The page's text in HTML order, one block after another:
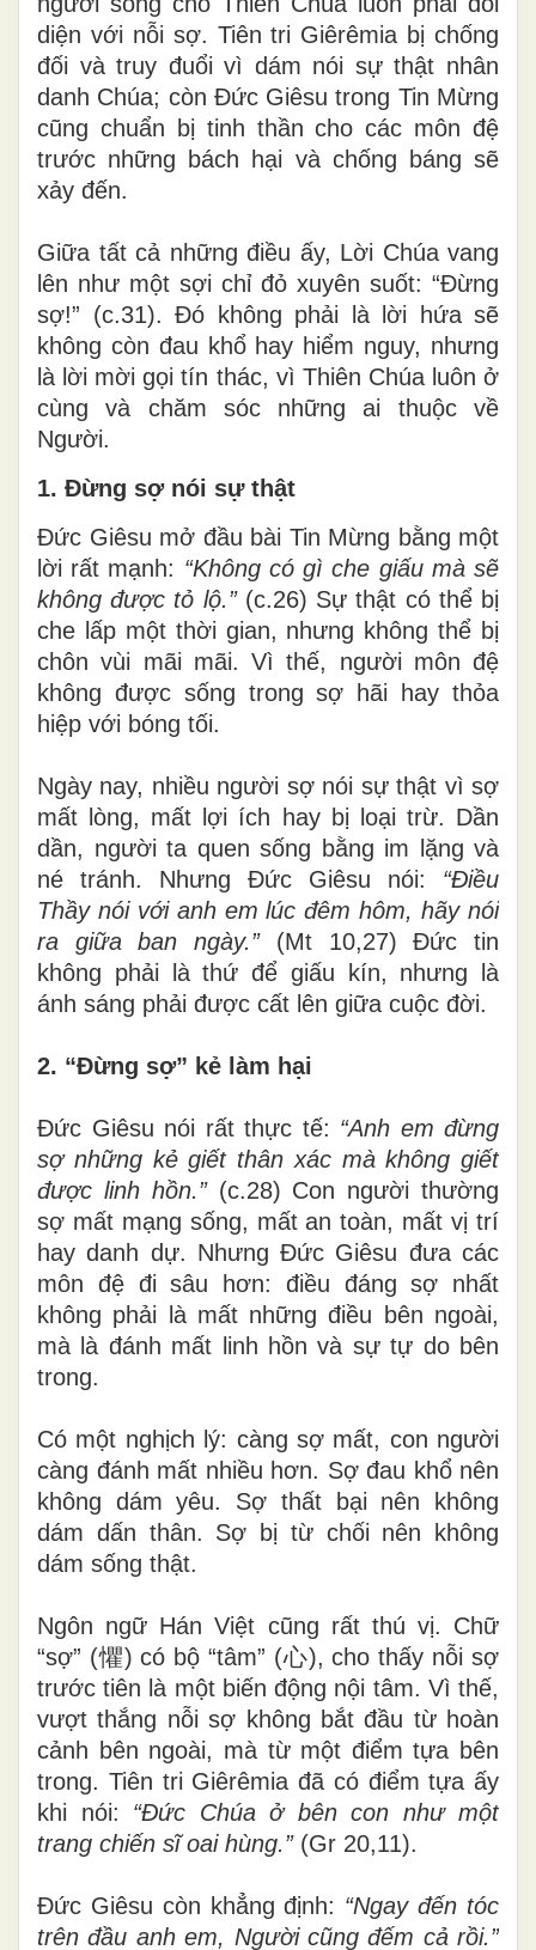
diện với nỗi sợ. Tiên tri Giêrêmia bị chống
đối và truy đuổi vì dám nói sự thật nhân
danh Chúa; còn Đức Giêsu trong Tin Mừng
cũng chuẩn bị tinh thần cho các môn đệ
trước những bách hại và chống báng sẽ
xảy đến.
Giữa tất cả những điều ấy, Lời Chúa vang
lên như một sợi chỉ đỏ xuyên suốt: “Đừng
sợ!” (c.31). Đó không phải là lời hứa sẽ
không còn đau khổ hay hiểm nguy, nhưng
là lời mời gọi tín thác, vì Thiên Chúa luôn ở
cùng và chăm sóc những ai thuộc về
Người.
1. Đừng sợ nói sự thật
Đức Giêsu mở đầu bài Tin Mừng bằng một
lời rất mạnh: “Không có gì che giấu mà sẽ
không được tỏ lộ.”(c.26) Sự thật có thể bị
che lấp một thời gian, nhưng không thể bị
chôn vùi mãi mãi. Vì thế, người môn đệ
không được sống trong sợ hãi hay thỏa
hiệp với bóng tối.
Ngày nay, nhiều người sợ nói sự thật vì sợ
mất lòng, mất lợi ích hay bị loại trừ. Dần
dần, người ta quen sống bằng im lặng và
né tránh. Nhưng Đức Giêsu nói: “Điều
Thầy nói với anh em lúc đêm hôm, hãy nói
ra giữa ban ngày.” (Mt 10,27) Đức tin
không phải là thứ để giấu kín, nhưng là
ánh sáng phải được cất lên giữa cuộc đời.
2. “Đừng sợ” kẻ làm hại
Đức Giêsu nói rất thực tế: “Anh em đừng
sợ những kẻ giết thân xác mà không giết
được linh hồn.”(c.28) Con người thường
sợ mất mạng sống, mất an toàn, mất vị trí
hay danh dự. Nhưng Đức Giêsu đưa các
môn đệ đi sâu hơn: điều đáng sợ nhất
không phải là mất những điều bên ngoài,
mà là đánh mất linh hồn và sự tự do bên
trong.
Có một nghịch lý: càng sợ mất, con người
càng đánh mất nhiều hơn. Sợ đau khổ nên
không dám yêu. Sợ thất bại nên không
dám dấn thân. Sợ bị từ chối nên không
dám sống thật.
Ngôn ngữ Hán Việt cũng rất thú vị. Chữ
“sợ” (懼) có bộ “tâm” (心), cho thấy nỗi sợ
trước tiên là một biến động nội tâm. Vì thế,
vượt thắng nỗi sợ không bắt đầu từ hoàn
cảnh bên ngoài, mà từ một điểm tựa bên
trong. Tiên tri Giêrêmia đã có điểm tựa ấy
khi nói: “Đức Chúa ở bên con như một
trang chiến sĩ oai hùng.” (Gr 20,11).
Đức Giêsu còn khẳng định: “Ngay đến tóc
trên đầu anh em, Người cũng đếm cả rồi.”